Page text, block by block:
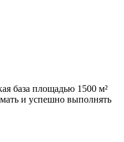
база площадью 1500 м²
и успешно выполнять